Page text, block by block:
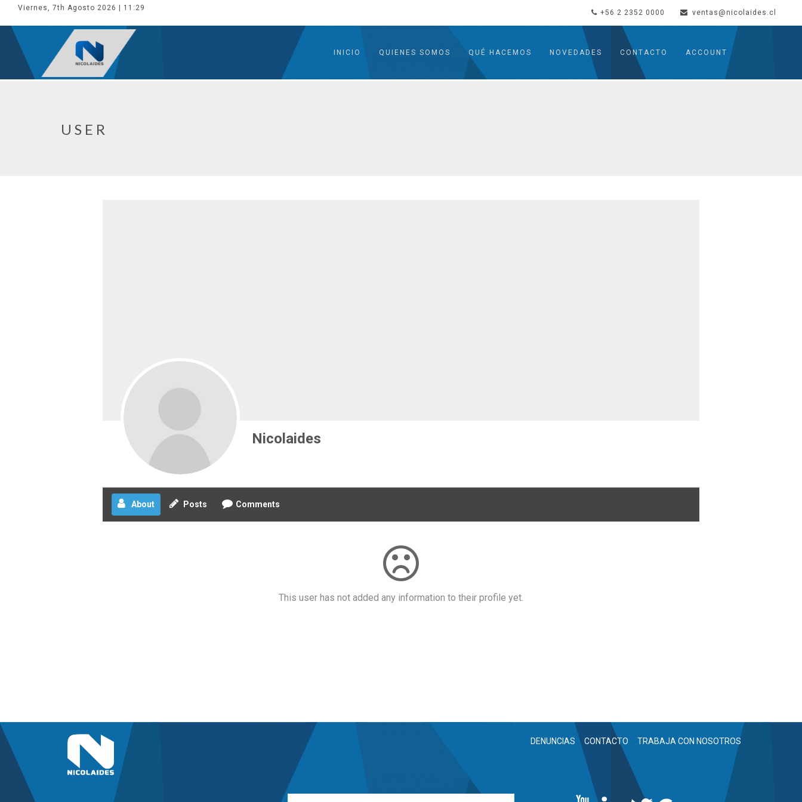
Viernes, 7th Agosto 2026 | 11:29
+56 2 2352 0000 ventas@nicolaides.cl
INICIO QUIENES SOMOS QUÉ HACEMOS NOVEDADES CONTACTO ACCOUNT
USER
Nicolaides
About Posts Comments
This user has not added any information to their profile yet.
TRABAJA CON NOSOTROS
CONTACTO
DENUNCIAS